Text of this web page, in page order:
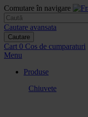
Comutare în navigare
Cautare avansata
Cautare
Cart 0 Cos de cumparaturi
Menu
Produse
Chiuvete